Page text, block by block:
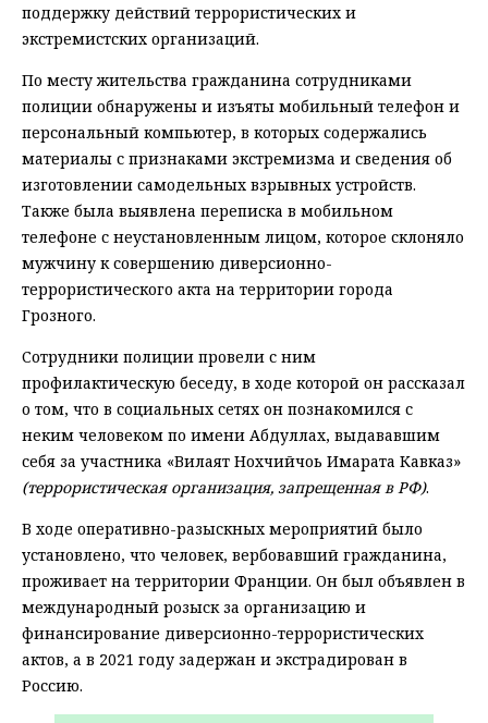
поддержку действий террористических и
экстремистских организаций.
По месту жительства гражданина сотрудниками
полиции обнаружены и изъяты мобильный телефон и
персональный компьютер, в которых содержались
материалы с признаками экстремизма и сведения об
изготовлении самодельных взрывных устройств.
Также была выявлена переписка в мобильном
телефоне с неустановленным лицом, которое склоняло
мужчину к совершению диверсионно-
террористического акта на территории города
Грозного.
Сотрудники полиции провели с ним
профилактическую беседу, в ходе которой он рассказал
о том, что в социальных сетях он познакомился с
неким человеком по имени Абдуллах, выдававшим
себя за участника «Вилаят Нохчийчоь Имарата Кавказ»
(террористическая организация, запрещенная в РФ).
В ходе оперативно-разыскных мероприятий было
установлено, что человек, вербовавший гражданина,
проживает на территории Франции. Он был объявлен в
международный розыск за организацию и
финансирование диверсионно-террористических
актов, а в 2021 году задержан и экстрадирован в
Россию.